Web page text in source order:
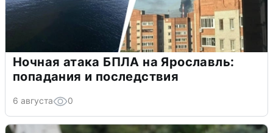
Ночная атака БПЛА на Ярославль:
попадания и последствия
6 августа 0